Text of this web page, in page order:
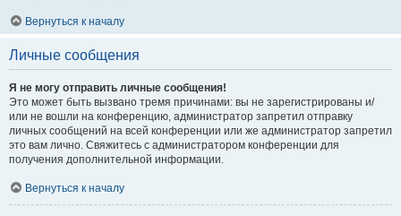
Вернуться к началу
Личные сообщения
Я не могу отправить личные сообщения!
Это может быть вызвано тремя причинами: вы не зарегистрированы и/
или не вошли на конференцию, администратор запретил отправку
личных сообщений на всей конференции или же администратор запретил
это вам лично. Свяжитесь с администратором конференции для
получения дополнительной информации.
Вернуться к началу